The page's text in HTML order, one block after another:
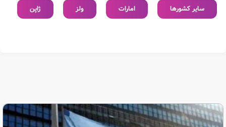
سایر کشورها امارات ولز ژاپن